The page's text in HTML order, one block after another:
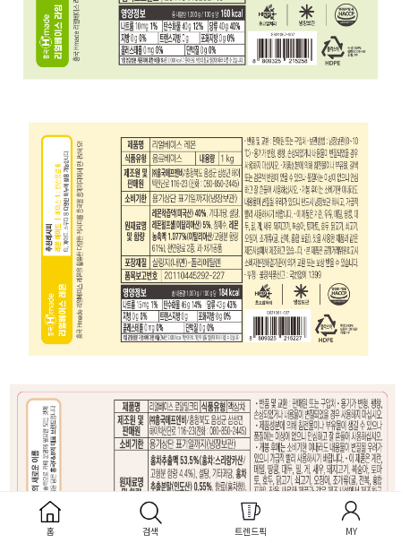
홈 검색 트렌드픽 MY